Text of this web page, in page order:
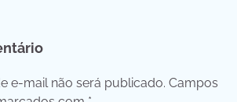
e-mail não será publicado. Campos